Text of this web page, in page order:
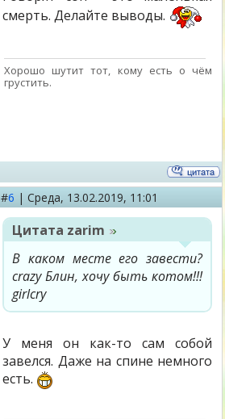
смерть. Делайте выводы.
Хорошо шутит тот, кому есть о чём
грустить.
#6 | Среда, 13.02.2019, 11:01
Цитата zarim
В каком месте его завести?
crazy Блин, хочу быть котом!!!
girlcry
У меня он как-то сам собой
завелся. Даже на спине немного
есть.